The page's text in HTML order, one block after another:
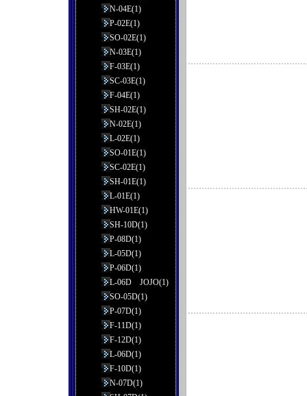
N-04E(1)
P-02E(1)
SO-02E(1)
N-03E(1)
F-03E(1)
SC-03E(1)
F-04E(1)
SH-02E(1)
N-02E(1)
L-02E(1)
SO-01E(1)
SC-02E(1)
SH-01E(1)
L-01E(1)
HW-01E(1)
SH-10D(1)
P-08D(1)
L-05D(1)
P-06D(1)
L-06D JOJO(1)
SO-05D(1)
P-07D(1)
F-11D(1)
F-12D(1)
L-06D(1)
F-10D(1)
N-07D(1)